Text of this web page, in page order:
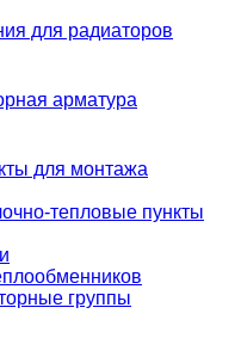
для радиаторов
арматура
для монтажа
тепловые пункты
группы